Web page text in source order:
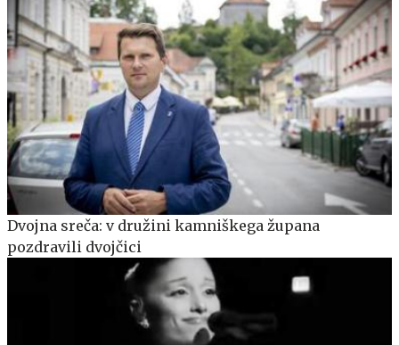
Dvojna sreča: v družini kamniškega župana
pozdravili dvojčici